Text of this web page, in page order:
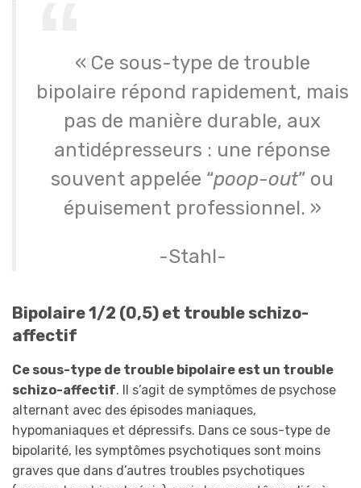
« Ce sous-type de trouble
bipolaire répond rapidement, mais
pas de manière durable, aux
antidépresseurs : une réponse
souvent appelée “poop-out” ou
épuisement professionnel. »
-Stahl-
Bipolaire 1/2 (0,5) et trouble schizo-
affectif
Ce sous-type de trouble bipolaire est un trouble
schizo-affectif. Il s’agit de symptômes de psychose
alternant avec des épisodes maniaques,
hypomaniaques et dépressifs. Dans ce sous-type de
bipolarité, les symptômes psychotiques sont moins
graves que dans d’autres troubles psychotiques